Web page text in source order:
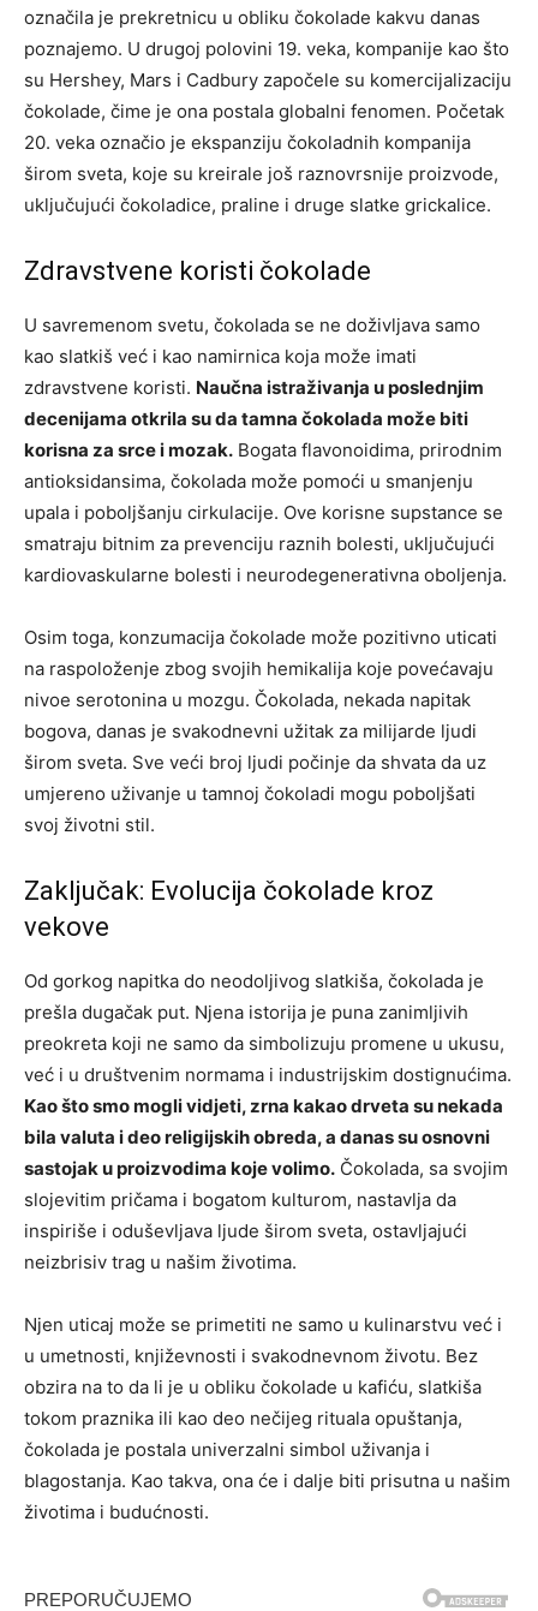
označila je prekretnicu u obliku čokolade kakvu danas
poznajemo. U drugoj polovini 19. veka, kompanije kao što
su Hershey, Mars i Cadbury započele su komercijalizaciju
čokolade, čime je ona postala globalni fenomen. Početak
20. veka označio je ekspanziju čokoladnih kompanija
širom sveta, koje su kreirale još raznovrsnije proizvode,
uključujući čokoladice, praline i druge slatke grickalice.
Zdravstvene koristi čokolade
U savremenom svetu, čokolada se ne doživljava samo
kao slatkiš već i kao namirnica koja može imati
zdravstvene koristi. Naučna istraživanja u poslednjim
decenijama otkrila su da tamna čokolada može biti
korisna za srce i mozak. Bogata flavonoidima, prirodnim
antioksidansima, čokolada može pomoći u smanjenju
upala i poboljšanju cirkulacije. Ove korisne supstance se
smatraju bitnim za prevenciju raznih bolesti, uključujući
kardiovaskularne bolesti i neurodegenerativna oboljenja.
Osim toga, konzumacija čokolade može pozitivno uticati
na raspoloženje zbog svojih hemikalija koje povećavaju
nivoe serotonina u mozgu. Čokolada, nekada napitak
bogova, danas je svakodnevni užitak za milijarde ljudi
širom sveta. Sve veći broj ljudi počinje da shvata da uz
umjereno uživanje u tamnoj čokoladi mogu poboljšati
svoj životni stil.
Zaključak: Evolucija čokolade kroz
vekove
Od gorkog napitka do neodoljivog slatkiša, čokolada je
prešla dugačak put. Njena istorija je puna zanimljivih
preokreta koji ne samo da simbolizuju promene u ukusu,
već i u društvenim normama i industrijskim dostignućima.
Kao što smo mogli vidjeti, zrna kakao drveta su nekada
bila valuta i deo religijskih obreda, a danas su osnovni
sastojak u proizvodima koje volimo. Čokolada, sa svojim
slojevitim pričama i bogatom kulturom, nastavlja da
inspiriše i oduševljava ljude širom sveta, ostavljajući
neizbrisiv trag u našim životima.
Njen uticaj može se primetiti ne samo u kulinarstvu već i
u umetnosti, književnosti i svakodnevnom životu. Bez
obzira na to da li je u obliku čokolade u kafiću, slatkiša
tokom praznika ili kao deo nečijeg rituala opuštanja,
čokolada je postala univerzalni simbol uživanja i
blagostanja. Kao takva, ona će i dalje biti prisutna u našim
životima i budućnosti.